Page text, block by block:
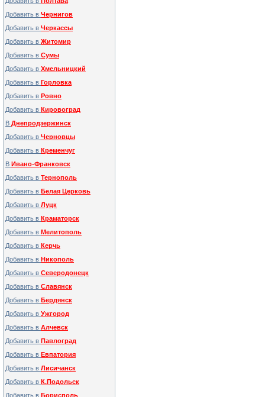
Добавить в Чернигов
Добавить в Черкассы
Добавить в Житомир
Добавить в Сумы
Добавить в Хмельницкий
Добавить в Горловка
Добавить в Ровно
Добавить в Кировоград
В Днепродзержинск
Добавить в Черновцы
Добавить в Кременчуг
В Ивано-Франковск
Добавить в Тернополь
Добавить в Белая Церковь
Добавить в Луцк
Добавить в Краматорск
Добавить в Мелитополь
Добавить в Керчь
Добавить в Никополь
Добавить в Северодонецк
Добавить в Славянск
Добавить в Бердянск
Добавить в Ужгород
Добавить в Алчевск
Добавить в Павлоград
Добавить в Евпатория
Добавить в Лисичанск
Добавить в К.Подольск
Добавить в Борисполь